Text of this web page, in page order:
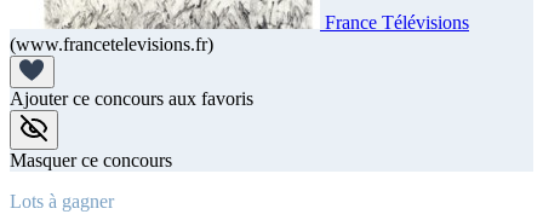
France Télévisions
(www.francetelevisions.fr)
Ajouter ce concours aux favoris
Masquer ce concours
Lots à gagner